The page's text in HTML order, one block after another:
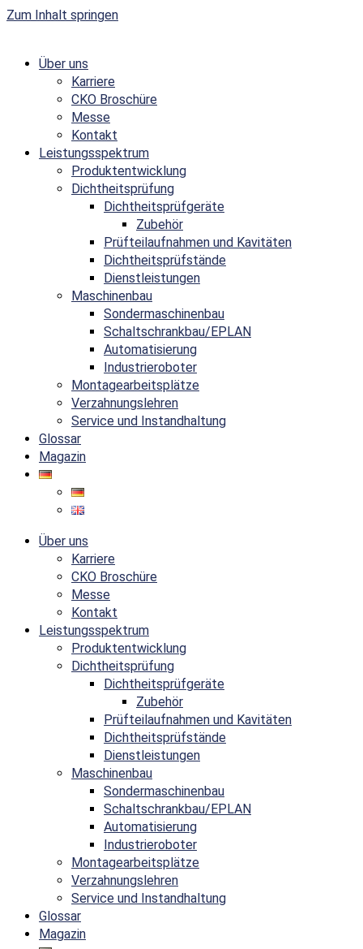
Zum Inhalt springen
Über uns
Karriere
CKO Broschüre
Messe
Kontakt
Leistungsspektrum
Produktentwicklung
Dichtheitsprüfung
Dichtheitsprüfgeräte
Zubehör
Prüfteilaufnahmen und Kavitäten
Dichtheitsprüfstände
Dienstleistungen
Maschinenbau
Sondermaschinenbau
Schaltschrankbau/EPLAN
Automatisierung
Industrieroboter
Montagearbeitsplätze
Verzahnungslehren
Service und Instandhaltung
Glossar
Magazin
Über uns
Karriere
CKO Broschüre
Messe
Kontakt
Leistungsspektrum
Produktentwicklung
Dichtheitsprüfung
Dichtheitsprüfgeräte
Zubehör
Prüfteilaufnahmen und Kavitäten
Dichtheitsprüfstände
Dienstleistungen
Maschinenbau
Sondermaschinenbau
Schaltschrankbau/EPLAN
Automatisierung
Industrieroboter
Montagearbeitsplätze
Verzahnungslehren
Service und Instandhaltung
Glossar
Magazin